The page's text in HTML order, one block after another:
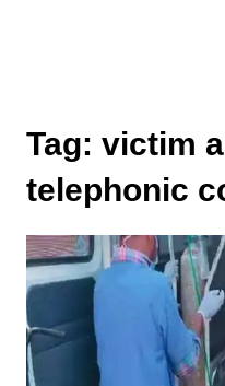
Tag: victim
telephonic